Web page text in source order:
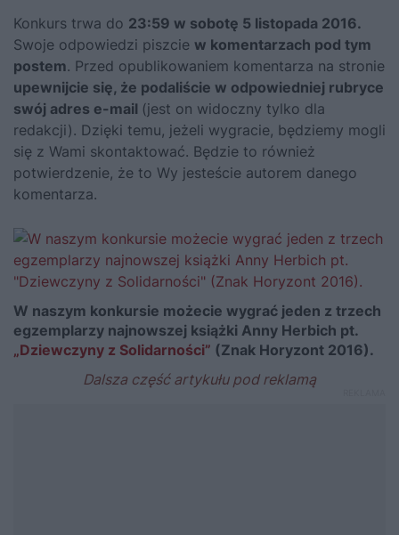
Konkurs trwa do 23:59 w sobotę 5 listopada 2016.
Swoje odpowiedzi piszcie w komentarzach pod tym
postem. Przed opublikowaniem komentarza na stronie
upewnijcie się, że podaliście w odpowiedniej rubryce
swój adres e-mail (jest on widoczny tylko dla
redakcji). Dzięki temu, jeżeli wygracie, będziemy mogli
się z Wami skontaktować. Będzie to również
potwierdzenie, że to Wy jesteście autorem danego
komentarza.
W naszym konkursie możecie wygrać jeden z trzech
egzemplarzy najnowszej książki Anny Herbich pt.
„Dziewczyny z Solidarności” (Znak Horyzont 2016).